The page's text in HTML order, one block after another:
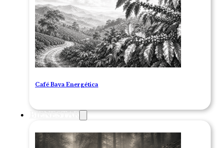
Café Baya Energética
BIENESTAR